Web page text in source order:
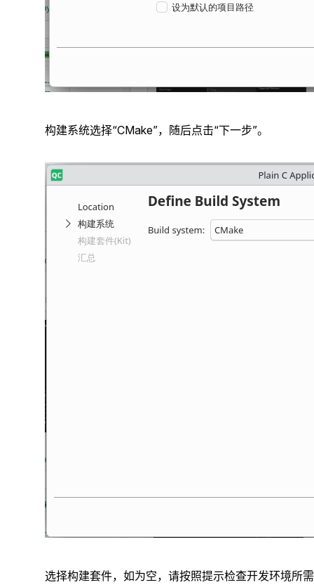
构建系统选择“CMake”，随后点击“下一步”。
选择构建套件，如为空，请按照提示检查开发环境所